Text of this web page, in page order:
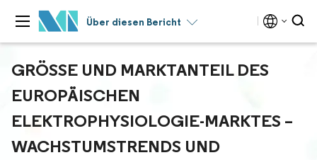
Über diesen Bericht
GRÖSSE UND MARKTANTEIL DES E
UROPÄISCHEN E
LEKTROPHYSIOLOGIE-MARKTES – W
ACHSTUMSTRENDS UND P